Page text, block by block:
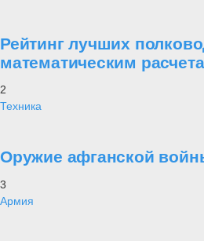
Рейтинг лучших
математическим
2
Техника
Оружие афганской
3
Армия